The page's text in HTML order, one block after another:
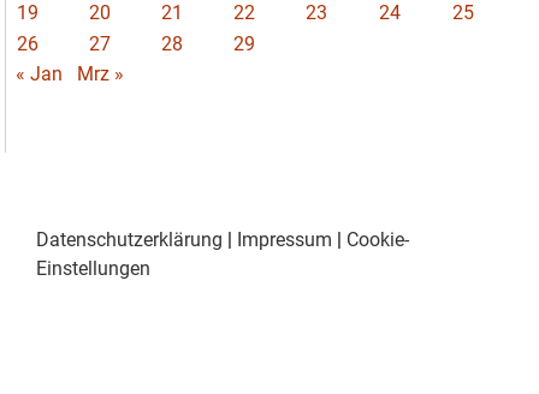
19
20 21 22 23 24
25
26
27 28
29
« Jan
Mrz »
Datenschutzerklärung Impressum
Cookie-
Einstellungen